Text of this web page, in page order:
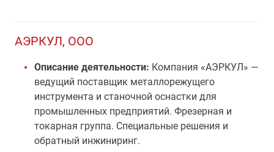
АЭРКУЛ, ООО
Описание деятельности: Компания «АЭРКУЛ» —
ведущий поставщик металлорежущего
инструмента и станочной оснастки для
промышленных предприятий. Фрезерная и
токарная группа. Специальные решения и
обратный инжиниринг.